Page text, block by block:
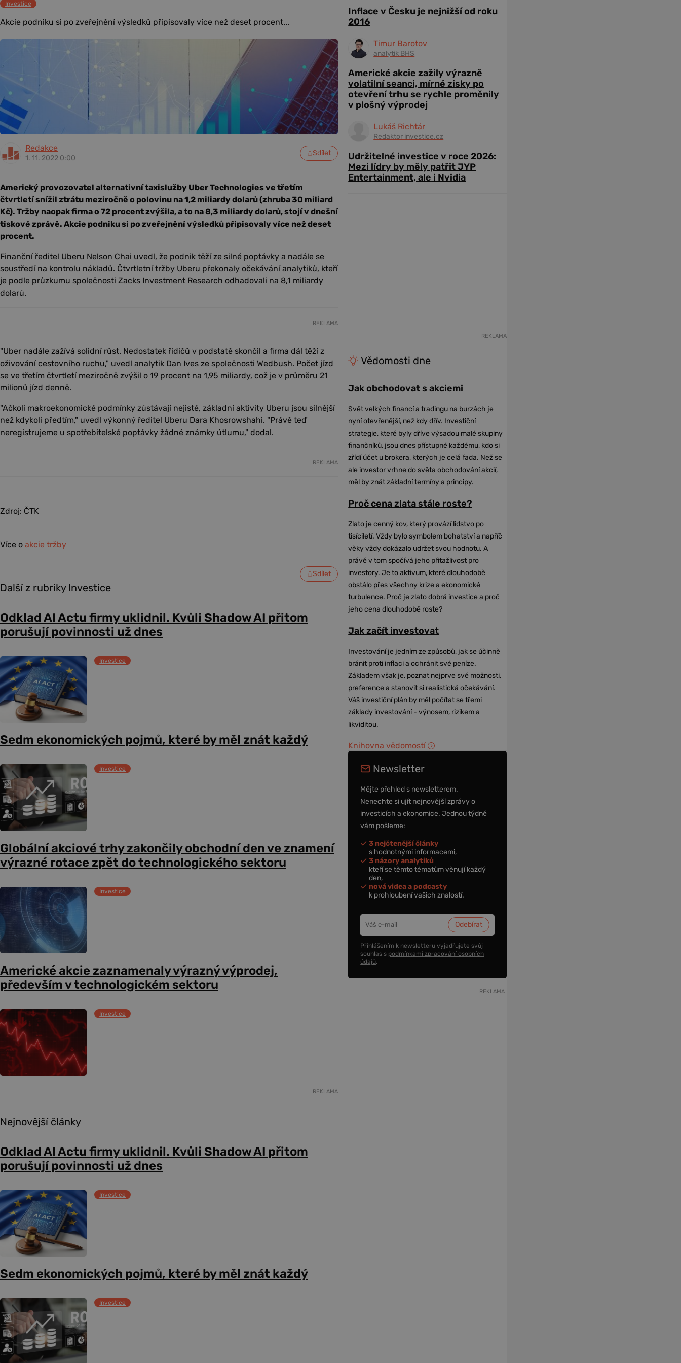
Investice
Akcie podniku si po zveřejnění výsledků připisovaly více než deset procent...
Redakce
1. 11. 2022 0:00
Sdílet
Americký provozovatel alternativní taxislužby Uber Technologies ve třetím
čtvrtletí snížil ztrátu meziročně o polovinu na 1,2 miliardy dolarů (zhruba 30 miliard
Kč). Tržby naopak firma o 72 procent zvýšila, a to na 8,3 miliardy dolarů, stojí v dnešní
tiskové zprávě. Akcie podniku si po zveřejnění výsledků připisovaly více než deset
procent.
Finanční ředitel Uberu Nelson Chai uvedl, že podnik těží ze silné poptávky a nadále se
soustředí na kontrolu nákladů. Čtvrtletní tržby Uberu překonaly očekávání analytiků, kteří
je podle průzkumu společnosti Zacks Investment Research odhadovali na 8,1 miliardy
dolarů.
REKLAMA
"Uber nadále zažívá solidní růst. Nedostatek řidičů v podstatě skončil a firma dál těží z
oživování cestovního ruchu," uvedl analytik Dan Ives ze společnosti Wedbush. Počet jízd
se ve třetím čtvrtletí meziročně zvýšil o 19 procent na 1,95 miliardy, což je v průměru 21
milionů jízd denně.
"Ačkoli makroekonomické podmínky zůstávají nejisté, základní aktivity Uberu jsou silnější
než kdykoli předtím," uvedl výkonný ředitel Uberu Dara Khosrowshahi. "Právě teď
neregistrujeme u spotřebitelské poptávky žádné známky útlumu," dodal.
REKLAMA
Zdroj: ČTK
Více o akcie tržby
Sdílet
Další z rubriky Investice
Odklad AI Actu firmy uklidnil. Kvůli Shadow AI přitom
porušují povinnosti už dnes
Investice
Sedm ekonomických pojmů, které by měl znát každý
Investice
Globální akciové trhy zakončily obchodní den ve znamení
výrazné rotace zpět do technologického sektoru
Investice
Americké akcie zaznamenaly výrazný výprodej,
především v technologickém sektoru
Investice
REKLAMA
Nejnovější články
Odklad AI Actu firmy uklidnil. Kvůli Shadow AI přitom
porušují povinnosti už dnes
Investice
Sedm ekonomických pojmů, které by měl znát každý
Investice
Inflace v Česku je nejnižší od roku
2016
Timur Barotov
analytik BHS
Americké akcie zažily výrazně
volatilní seanci, mírné zisky po
otevření trhu se rychle proměnily
v plošný výprodej
Lukáš Richtár
Redaktor investice.cz
Udržitelné investice v roce 2026:
Mezi lídry by měly patřit JYP
Entertainment, ale i Nvidia
REKLAMA
Vědomosti dne
Jak obchodovat s akciemi
Svět velkých financí a tradingu na burzách je
nyní otevřenější, než kdy dřív. Investiční
strategie, které byly dříve výsadou malé skupiny
finančníků, jsou dnes přístupné každému, kdo si
zřídí účet u brokera, kterých je celá řada. Než se
ale investor vrhne do světa obchodování akcií,
měl by znát základní termíny a principy.
Proč cena zlata stále roste?
Zlato je cenný kov, který provází lidstvo po
tisíciletí. Vždy bylo symbolem bohatství a napříč
věky vždy dokázalo udržet svou hodnotu. A
právě v tom spočívá jeho přitažlivost pro
investory. Je to aktivum, které dlouhodobě
obstálo přes všechny krize a ekonomické
turbulence. Proč je zlato dobrá investice a proč
jeho cena dlouhodobě roste?
Jak začít investovat
Investování je jedním ze způsobů, jak se účinně
bránit proti inflaci a ochránit své peníze.
Základem však je, poznat nejprve své možnosti,
preference a stanovit si realistická očekávání.
Váš investiční plán by měl počítat se třemi
základy investování - výnosem, rizikem a
likviditou.
Knihovna vědomostí
Newsletter
Mějte přehled s newsletterem.
Nenechte si ujít nejnovější zprávy o
investicích a ekonomice. Jednou týdně
vám pošleme:
3 nejčtenější články
s hodnotnými informacemi,
3 názory analytiků
kteří se těmto tématům věnují každý
den,
nová videa a podcasty
k prohloubení vašich znalostí.
Přihlášením k newsletteru vyjadřujete svůj
souhlas s podmínkami zpracování osobních
údajů.
REKLAMA